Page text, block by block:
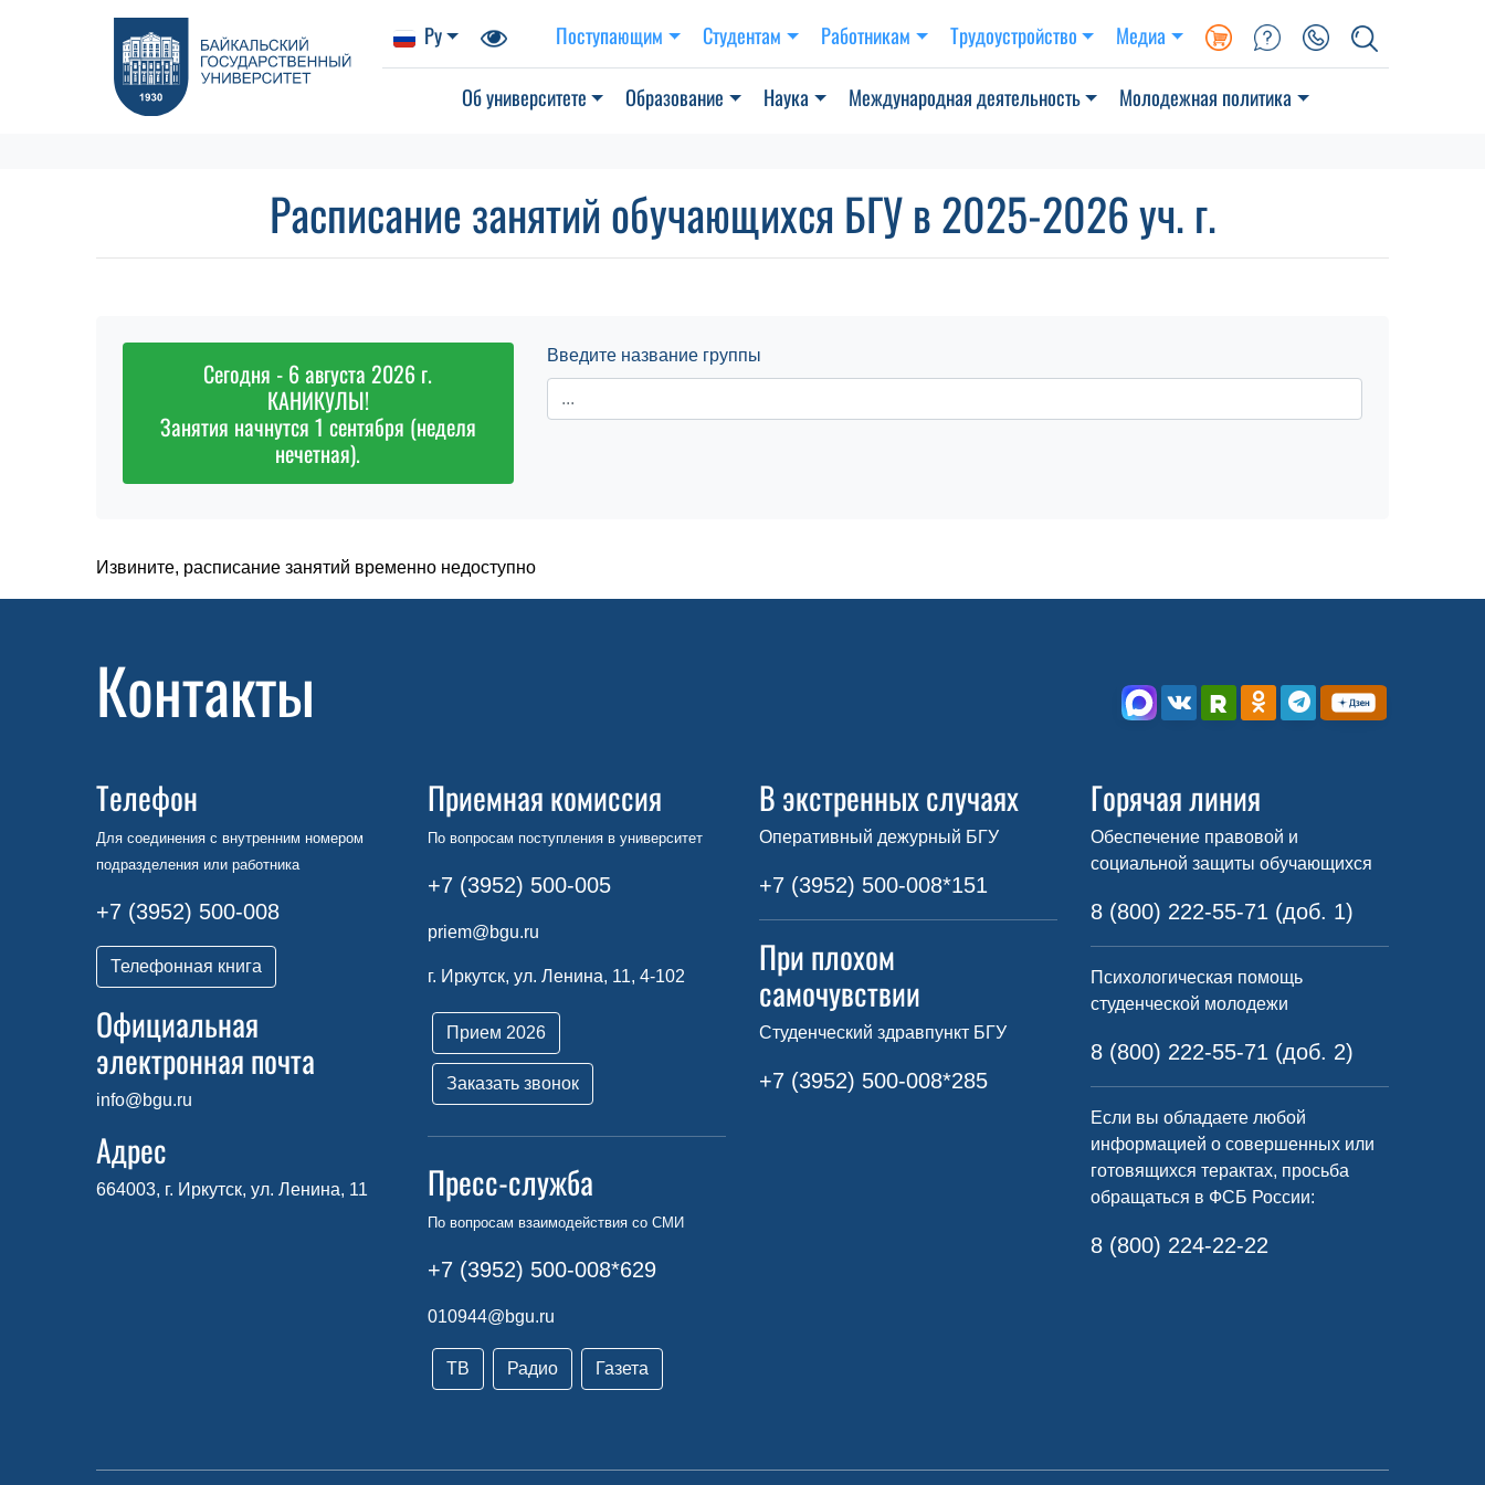
Ру Поступающим Студентам Работникам Трудоустройство Медиа
Об университете Образование Наука Международная деятельность Молодежная политика
Расписание занятий обучающихся БГУ в 2025-2026 уч. г.
Сегодня - 6 августа 2026 г.
КАНИКУЛЫ!
Занятия начнутся 1 сентября (неделя
нечетная).
Введите название группы
Извините, расписание занятий временно недоступно
Контакты
Телефон
Для соединения с внутренним номером
подразделения или работника
+7 (3952) 500-008
Телефонная книга
Официальная
электронная почта
info@bgu.ru
Адрес
664003, г. Иркутск, ул. Ленина, 11
Приемная комиссия
По вопросам поступления в университет
+7 (3952) 500-005
priem@bgu.ru
г. Иркутск, ул. Ленина, 11, 4-102
Прием 2026
Заказать звонок
Пресс-служба
По вопросам взаимодействия со СМИ
+7 (3952) 500-008*629
010944@bgu.ru
ТВ Радио Газета
В экстренных случаях
Оперативный дежурный БГУ
+7 (3952) 500-008*151
При плохом
самочувствии
Студенческий здравпункт БГУ
+7 (3952) 500-008*285
Горячая линия
Обеспечение правовой и
социальной защиты обучающихся
8 (800) 222-55-71 (доб. 1)
Психологическая помощь
студенческой молодежи
8 (800) 222-55-71 (доб. 2)
Если вы обладаете любой
информацией о совершенных или
готовящихся терактах, просьба
обращаться в ФСБ России:
8 (800) 224-22-22